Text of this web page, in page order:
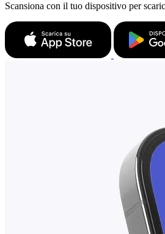
Scansiona con il tuo dispositivo per